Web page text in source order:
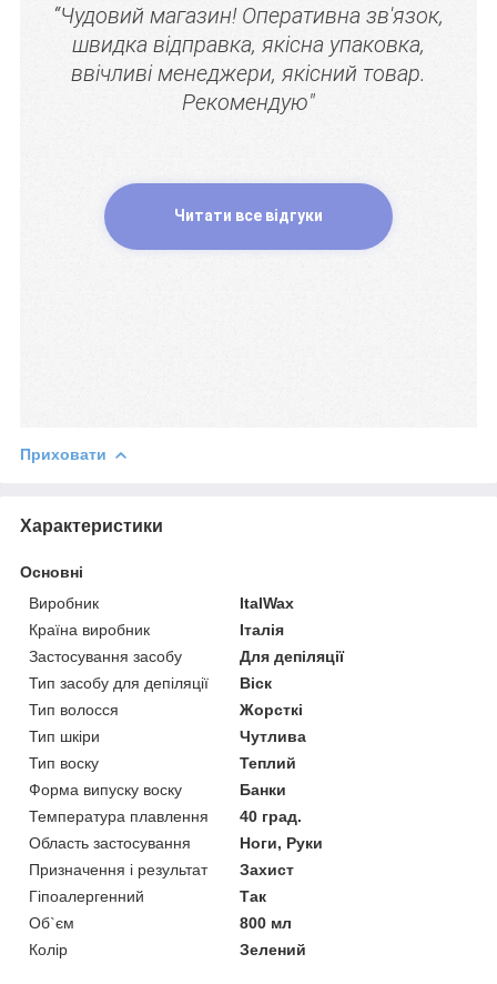
“Чудовий магазин! Оперативна зв'язок,
швидка відправка, якісна упаковка,
ввічливі менеджери, якісний товар.
Рекомендую"
Читати все відгуки
Приховати
Характеристики
Основні
Виробник
ItalWax
Країна виробник
Італія
Застосування засобу
Для депіляції
Тип засобу для депіляції
Віск
Тип волосся
Жорсткі
Тип шкіри
Чутлива
Тип воску
Теплий
Форма випуску воску
Банки
Температура плавлення
40 град.
Область застосування
Ноги, Руки
Призначення і результат
Захист
Гіпоалергенний
Так
Об`єм
800 мл
Колір
Зелений